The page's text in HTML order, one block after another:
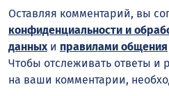
Оставляя комментарий, вы
конфиденциальности и
данных и правилами общения
Чтобы отслеживать ответы и
на ваши комментарии,